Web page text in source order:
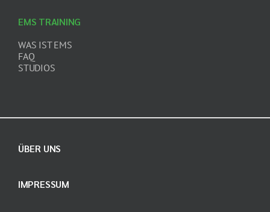
EMS TRAINING
WAS IST EMS
FAQ
STUDIOS
ÜBER UNS
IMPRESSUM